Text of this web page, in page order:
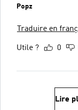
Popz
Traduire en
Utile ? 0
Lire